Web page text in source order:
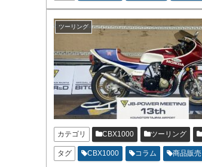
ツーリング
カテゴリ
CBX1000 ツーリング
タグ CBX1000 コラム 商品販売